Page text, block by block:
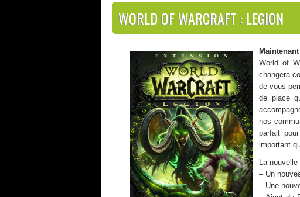
WORLD OF WARCRAFT : LEGION
World of
changera
de vous
de place
nos
parfait
important
La
– Un
– Une